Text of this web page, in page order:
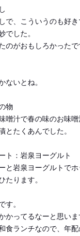
、こういうのも好き
でした。
がおもしろかったで
ないとね。
物
汁で春の味のお味噌
たくあんでした。
ト：岩泉ヨーグルト
岩泉ヨーグルトでホ
たります。
す。
かってるなーと思いま
食ランチなので、年